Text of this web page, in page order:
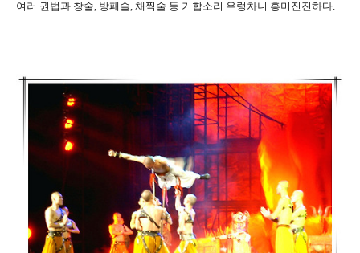
여러 권법과 창술, 방패술, 채찍술 등 기합소리 우렁차니 흥미진진하다.